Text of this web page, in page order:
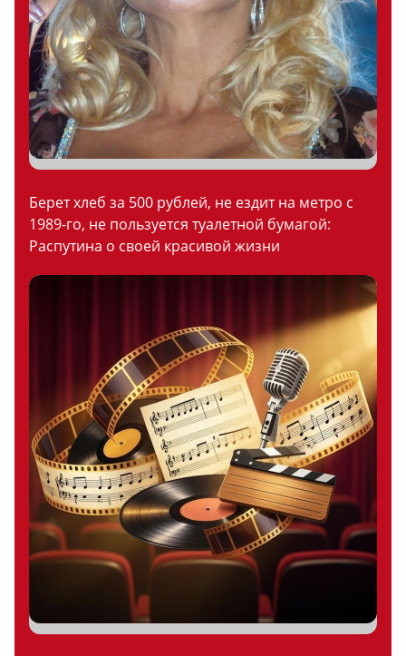
Берет хлеб за 500 рублей, не ездит на метро с
1989-го, не пользуется туалетной бумагой:
Распутина о своей красивой жизни